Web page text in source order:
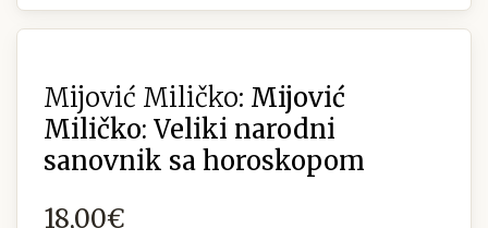
Mijović Miličko: Mijović
Miličko: Veliki narodni
sanovnik sa horoskopom
18,00€